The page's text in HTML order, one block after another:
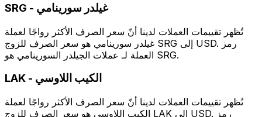
SRG - غيلدر سورينامي
تُظهر تقييمات العملات لدينا أنّ سعر الصرف الأكثر رواجًا لعملة
غيلدر سورينامي هو سعر الصرف للزوج SRG إلى USD. رمز
العملة لـ عملات الجيلدر السورينامي هو SRG.
LAK - الكيب اللاوسي
تُظهر تقييمات العملات لدينا أنّ سعر الصرف الأكثر رواجًا لعملة
الكيب اللاوسي هو سعر الصرف للزوج LAK إلى USD. رمز